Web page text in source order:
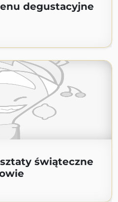
degustacyjne
świąteczne